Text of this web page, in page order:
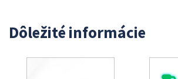
Dôležité informácie